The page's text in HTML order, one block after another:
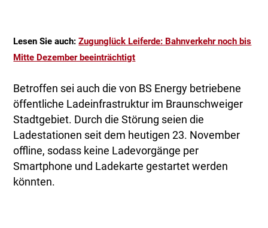
Lesen Sie auch:Zugunglück Leiferde: Bahnverkehr noch bis
Mitte Dezember beeinträchtigt
Betroffen sei auch die von BS Energy betriebene
öffentliche Ladeinfrastruktur im Braunschweiger
Stadtgebiet. Durch die Störung seien die
Ladestationen seit dem heutigen 23. November
offline, sodass keine Ladevorgänge per
Smartphone und Ladekarte gestartet werden
könnten.